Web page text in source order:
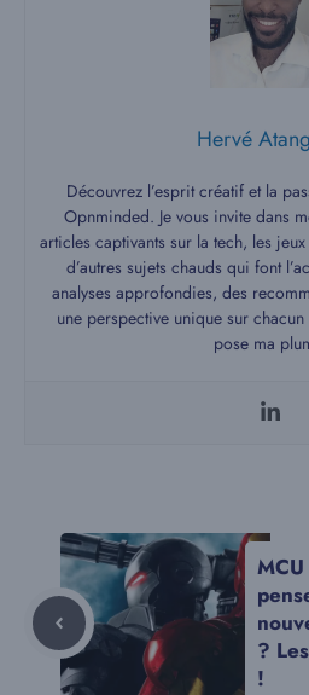
Hervé
Découvrez l’esprit créatif et la
Opnminded. Je vous invite dans
articles captivants sur la tech, les
d’autres sujets chauds qui font
analyses approfondies, des
une perspective unique sur
pose ma
?
!